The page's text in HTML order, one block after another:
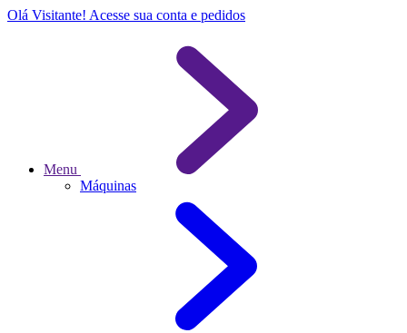
Olá Visitante! Acesse sua conta e pedidos
Menu
Máquinas